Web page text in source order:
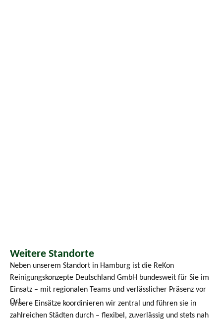
Weitere Standorte
Neben unserem Standort in Hamburg ist die ReKon
Reinigungskonzepte Deutschland GmbH bundesweit für Sie im
Einsatz – mit regionalen Teams und verlässlicher Präsenz vor
Ort.
Unsere Einsätze koordinieren wir zentral und führen sie in
zahlreichen Städten durch – flexibel, zuverlässig und stets nah